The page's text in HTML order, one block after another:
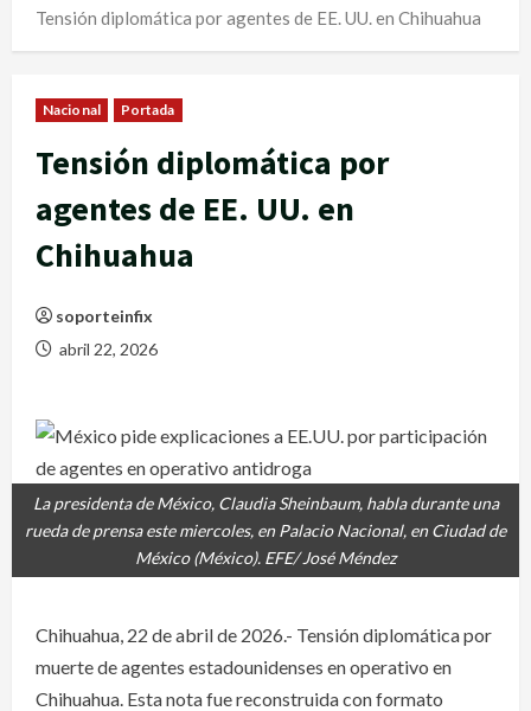
Tensión diplomática por agentes de EE. UU. en Chihuahua
Nacional Portada
Tensión diplomática por
agentes de EE. UU. en
Chihuahua
soporteinfix
abril 22, 2026
La presidenta de México, Claudia Sheinbaum, habla durante una
rueda de prensa este miercoles, en Palacio Nacional, en Ciudad de
México (México). EFE/ José Méndez
Chihuahua, 22 de abril de 2026.- Tensión diplomática por
muerte de agentes estadounidenses en operativo en
Chihuahua. Esta nota fue reconstruida con formato